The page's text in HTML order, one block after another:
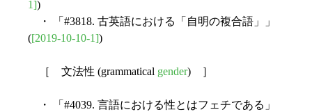
1])
・ 「#3818. 古英語における「自明の複合語」」
([2019-10-10-1])
［ 文法性 (grammatical gender) ］
・ 「#4039. 言語における性とはフェチである」